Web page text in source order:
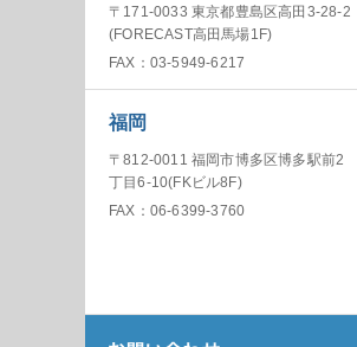
〒171-0033 東京都豊島区高田3-28-2
(FORECAST高田馬場1F)
FAX：03-5949-6217
福岡
〒812-0011 福岡市博多区博多駅前2
丁目6-10(FKビル8F)
FAX：06-6399-3760